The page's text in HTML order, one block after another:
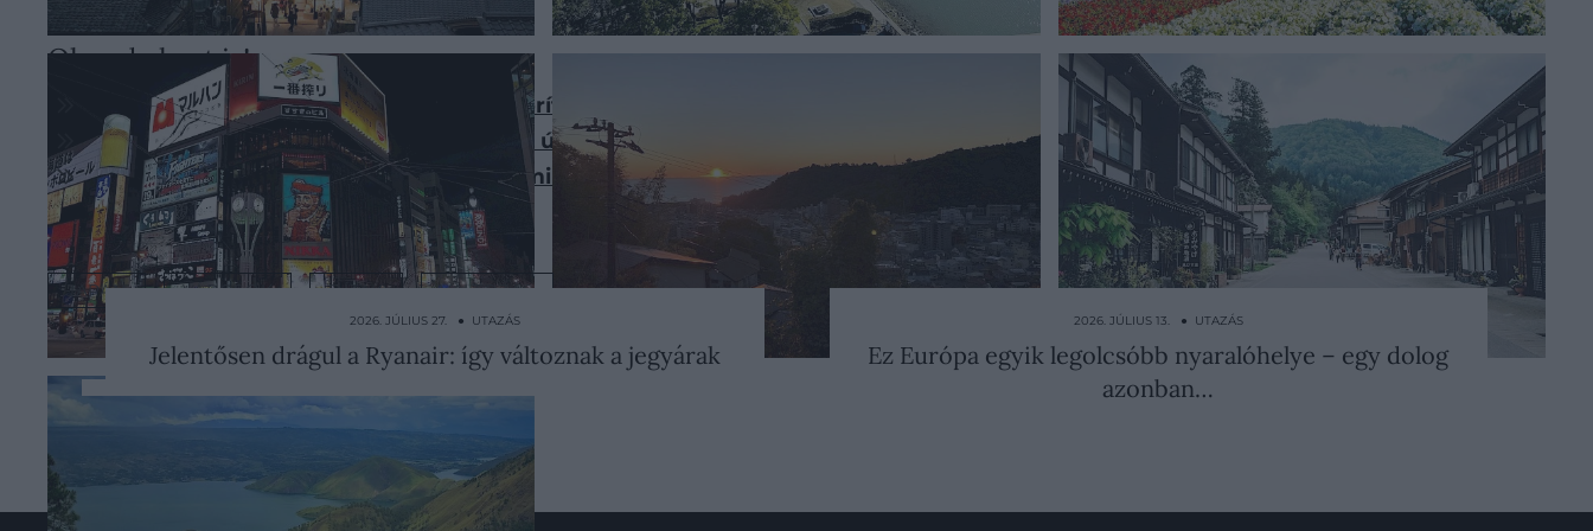
Olvasd el ezt is!
Többe kerülhet a thaiföldi nyaralás: szigorítanák a beutazási feltételeket
Már az olasz nyaralást tervezed? 5 kiváló úti cél, ahová 10 ezer forint alatt elrepülhetsz
Tenerifére utaztok? Ez az 5 hibát szinte minden turista elköveti
Nyitókép:Japán/ Clay Banks/Unsplash
JAPÁN VÁROSOK DÍJAK VÁLTOZÁS
2026. JÚLIUS 27. ● UTAZÁS
Jelentősen drágul a Ryanair: így változnak a jegyárak
2026. JÚLIUS 13. ● UTAZÁS
Ez Európa egyik legolcsóbb nyaralóhelye – egy dolog
azonban…